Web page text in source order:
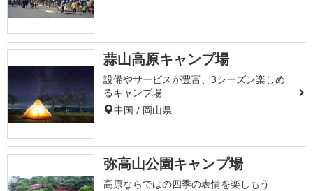
蒜山高原キャンプ場
設備やサービスが豊富、3シーズン楽しめ
るキャンプ場
中国 / 岡山県
弥高山公園キャンプ場
高原ならではの四季の表情を楽しもう